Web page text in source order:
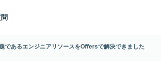
であるエンジニアリソースをOffersで解決できました